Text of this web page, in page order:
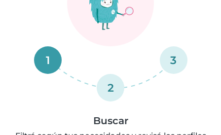
1
2
3
Buscar